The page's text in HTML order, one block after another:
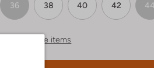
36 38 40 42 44
Vergelijkbare items